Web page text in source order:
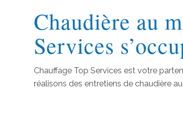
Chaudière au
Services
Chauffage Top Services est votre
réalisons des entretiens de chaudière